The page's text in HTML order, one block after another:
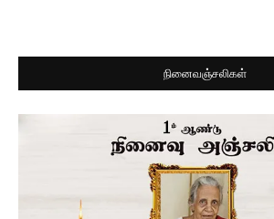
நினைவஞ்சலிகள்